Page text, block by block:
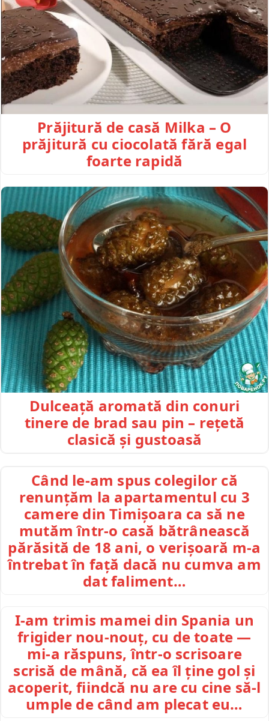
Prăjitură de casă Milka – O
prăjitură cu ciocolată fără egal
foarte rapidă
Dulceață aromată din conuri
tinere de brad sau pin – rețetă
clasică și gustoasă
Când le-am spus colegilor că
renunțăm la apartamentul cu 3
camere din Timișoara ca să ne
mutăm într-o casă bătrânească
părăsită de 18 ani, o verișoară m-a
întrebat în față dacă nu cumva am
dat faliment…
I-am trimis mamei din Spania un
frigider nou-nouț, cu de toate —
mi-a răspuns, într-o scrisoare
scrisă de mână, că ea îl ține gol și
acoperit, fiindcă nu are cu cine să-l
umple de când am plecat eu…